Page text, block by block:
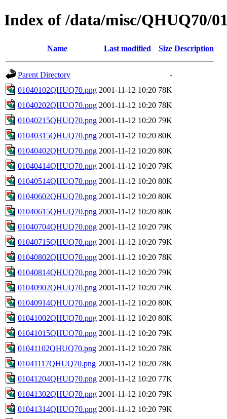
Index of /data/misc/QHUQ70/
Name Last modified Size Description
Parent Directory
-
01040102QHUQ70.png 2001-11-12 10:20 78K
01040202QHUQ70.png 2001-11-12 10:20 78K
01040215QHUQ70.png 2001-11-12 10:20 79K
01040315QHUQ70.png 2001-11-12 10:20 80K
01040402QHUQ70.png 2001-11-12 10:20 80K
01040414QHUQ70.png 2001-11-12 10:20 79K
01040514QHUQ70.png 2001-11-12 10:20 80K
01040602QHUQ70.png 2001-11-12 10:20 80K
01040615QHUQ70.png 2001-11-12 10:20 80K
01040704QHUQ70.png 2001-11-12 10:20 79K
01040715QHUQ70.png 2001-11-12 10:20 79K
01040802QHUQ70.png 2001-11-12 10:20 78K
01040814QHUQ70.png 2001-11-12 10:20 79K
01040902QHUQ70.png 2001-11-12 10:20 79K
01040914QHUQ70.png 2001-11-12 10:20 80K
01041002QHUQ70.png 2001-11-12 10:20 80K
01041015QHUQ70.png 2001-11-12 10:20 79K
01041102QHUQ70.png 2001-11-12 10:20 78K
01041117QHUQ70.png 2001-11-12 10:20 78K
01041204QHUQ70.png 2001-11-12 10:20 77K
01041302QHUQ70.png 2001-11-12 10:20 79K
01041314QHUQ70.png 2001-11-12 10:20 79K